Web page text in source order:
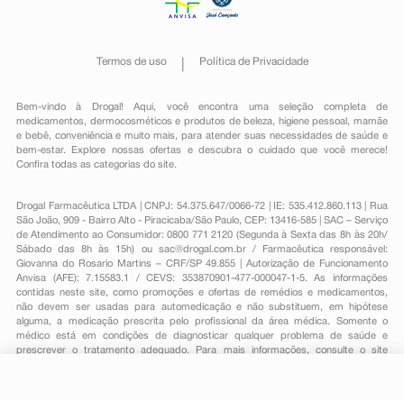
Termos de uso Política de Privacidade
Bem-vindo à Drogal! Aqui, você encontra uma seleção completa de
medicamentos , dermocosméticos e produtos de beleza, higiene pessoal ,mamãe
e bebê, conveniênciae muito mais, para atender suas necessidades de saúde e
bem-estar. Explore nossas ofertas e descubra o cuidado que você merece!
Confira todas as categorias do site.
Drogal Farmacêutica LTDA | CNPJ: 54.375.647/0066-72 | IE: 535.412.860.113 | Rua
São João, 909 - Bairro Alto - Piracicaba/São Paulo, CEP: 13416-585 | SAC – Serviço
de Atendimento ao Consumidor: 0800 771 2120 (Segunda à Sexta das 8h às 20h/
Sábado das 8h às 15h) ou sac@drogal.com.br/ Farmacêutica responsável:
Giovanna do Rosario Martins – CRF/SP 49.855 | Autorização de Funcionamento
Anvisa (AFE): 7.15583.1 / CEVS: 353870901-477-000047-1-5. As informações
contidas neste site, como promoções e ofertas de remédios e medicamentos,
não devem ser usadas para automedicação e não substituem, em hipótese
alguma, a medicação prescrita pelo profissional da área médica. Somente o
médico está em condições de diagnosticar qualquer problema de saúde e
prescrever o tratamento adequado. Para mais informações, consulte o site